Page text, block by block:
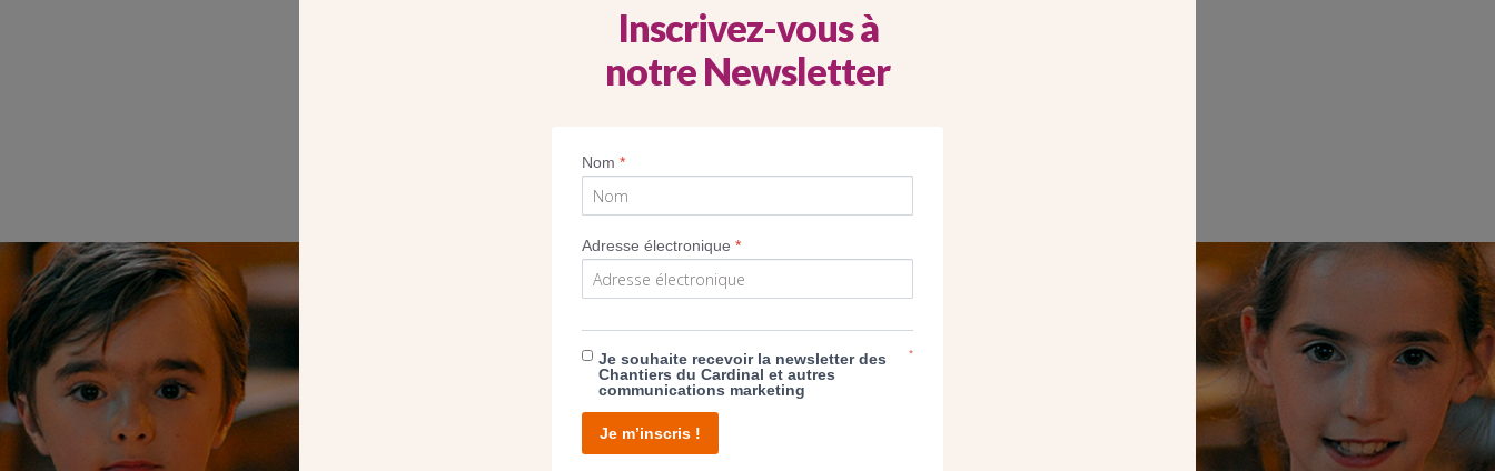
SEUL VOTRE DON
NOUS PERMET D’AGIR
Inscrivez-vous à
notre Newsletter
Nom*
Adresse électronique*
Je souhaite recevoir la newsletter des
Chantiers du Cardinal et autres
communications marketing
*
Je m’inscris !